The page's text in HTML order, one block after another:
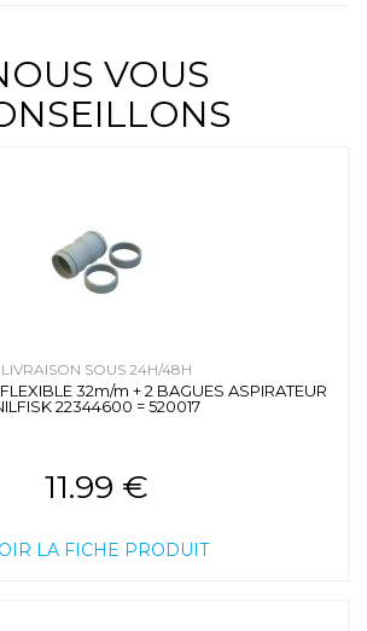
VOUS
LIVRAISON SOUS 24H/48H
32m/m + 2 BAGUES ASPIRATEUR
22344600 = 520017
11.99 €
LA FICHE PRODUIT